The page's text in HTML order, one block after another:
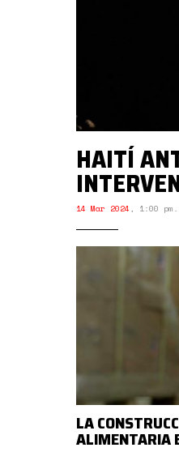
HAITÍ
14 Mar 2024 , 1:00 pm.
LA
ALIMENTARIA